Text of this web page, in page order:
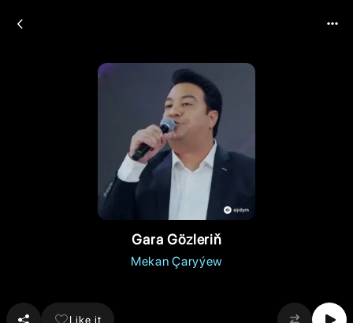
Gara Gözleriň
Mekan Çaryýew
Like it